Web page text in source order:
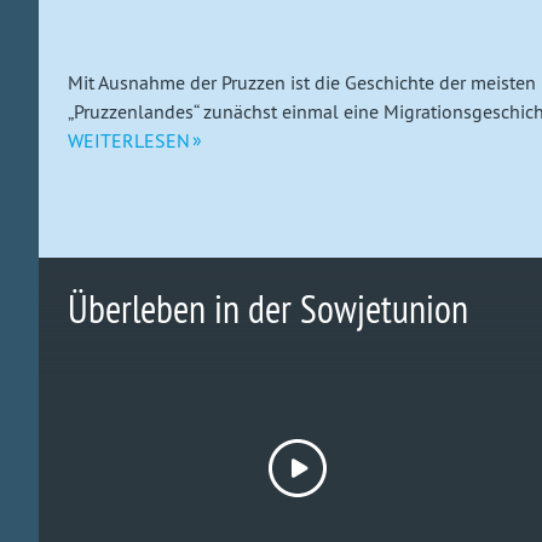
Mit Ausnahme der Pruzzen ist die Geschichte der
„Pruzzenlandes“ zunächst einmal eine
WEITERLESEN
Überleben in der Sowjetunion